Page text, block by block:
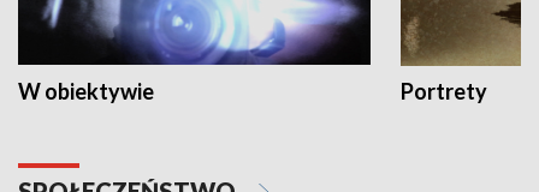
W obiektywie Portrety